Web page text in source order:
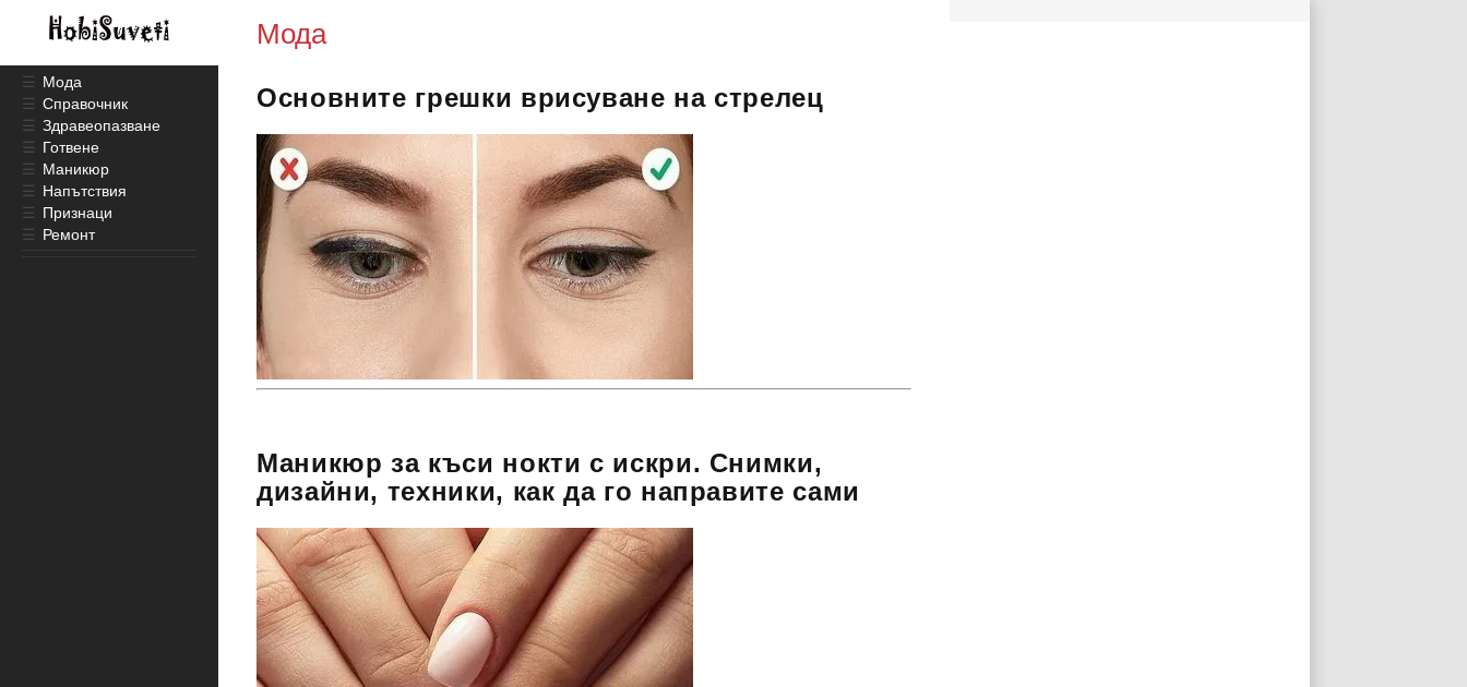
Мода
Основните грешки врисуване на стрелец
Маникюр за къси нокти с искри. Снимки,
дизайни, техники, как да го направите сами
☰ Мода
☰ Справочник
☰ Здравеопазване
☰ Готвене
☰ Маникюр
☰ Напътствия
☰ Признаци
☰ Ремонт